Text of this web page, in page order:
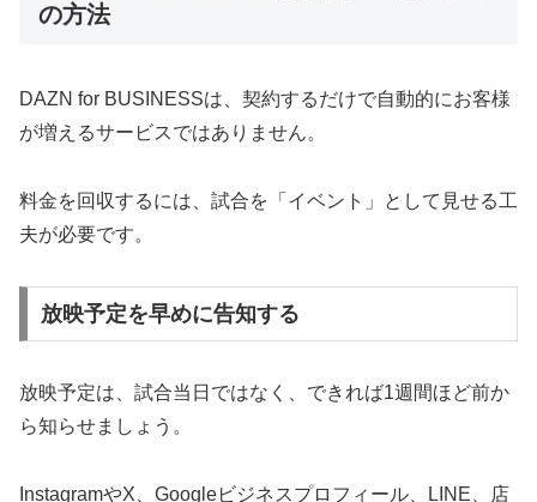
の方法
DAZN for BUSINESSは、契約するだけで自動的にお客様
が増えるサービスではありません。
料金を回収するには、試合を「イベント」として見せる工
夫が必要です。
放映予定を早めに告知する
放映予定は、試合当日ではなく、できれば1週間ほど前か
ら知らせましょう。
InstagramやX、Googleビジネスプロフィール、LINE、店